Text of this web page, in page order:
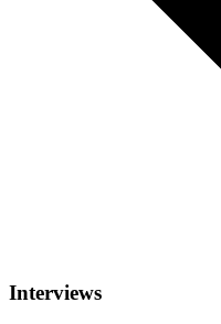
Interviews